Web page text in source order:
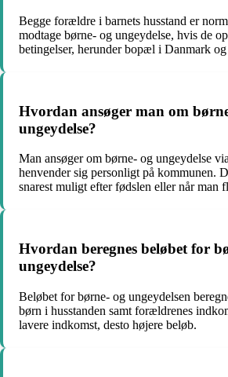
Begge forældre i barnets husstand er
modtage børne- og ungeydelse, hvis de
betingelser, herunder bopæl i Danmark
Hvordan ansøger man om
ungeydelse?
Man ansøger om børne- og ungeydelse
henvender sig personligt på kommunen.
snarest muligt efter fødslen eller når man
Hvordan beregnes beløbet for
ungeydelse?
Beløbet for børne- og ungeydelsen
børn i husstanden samt forældrenes
lavere indkomst, desto højere beløb.